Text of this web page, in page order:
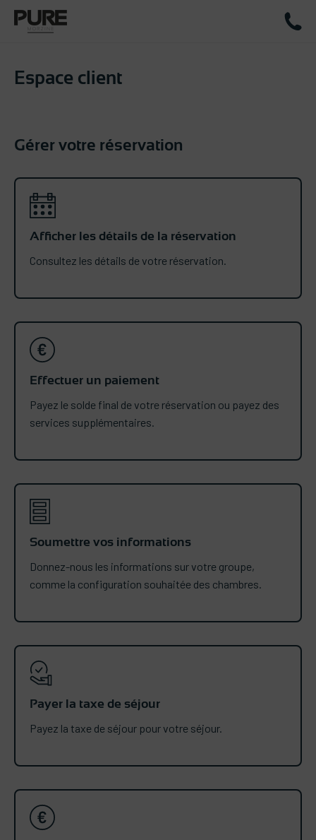
0033 (0) 630 031 133
Espace client
Gérer votre réservation
Afficher les détails de la réservation
Consultez les détails de votre réservation.
Effectuer un paiement
Payez le solde final de votre réservation ou payez des
services supplémentaires.
Soumettre vos informations
Donnez-nous les informations sur votre groupe,
comme la configuration souhaitée des chambres.
Payer la taxe de séjour
Payez la taxe de séjour pour votre séjour.